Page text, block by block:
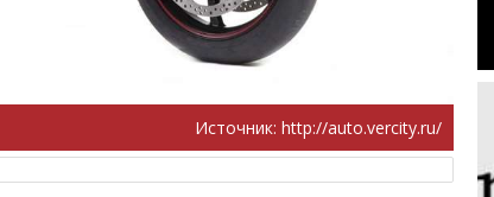
Источник: http://auto.vercity.ru/